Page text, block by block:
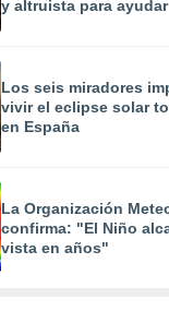
y altruista para ayudar
Los seis miradores
vivir el eclipse solar
en España
La Organización
confirma: "El Niño
vista en años"